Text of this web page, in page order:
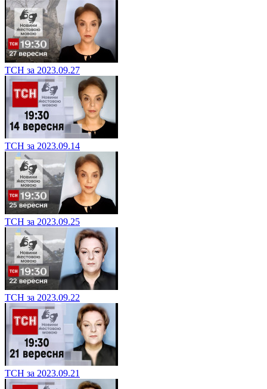
ТСН за 2023.09.27
ТСН за 2023.09.14
ТСН за 2023.09.25
ТСН за 2023.09.22
ТСН за 2023.09.21